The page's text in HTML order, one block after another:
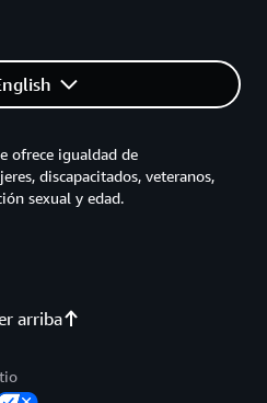
arriba
ofrece igualdad de
discapacitados, veteranos,
sexual y edad.